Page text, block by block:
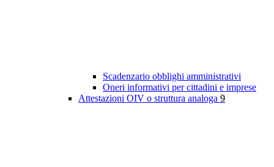
Scadenzario obblighi amministrativi
Oneri informativi per cittadini e imprese
Attestazioni OIV o struttura analoga 9